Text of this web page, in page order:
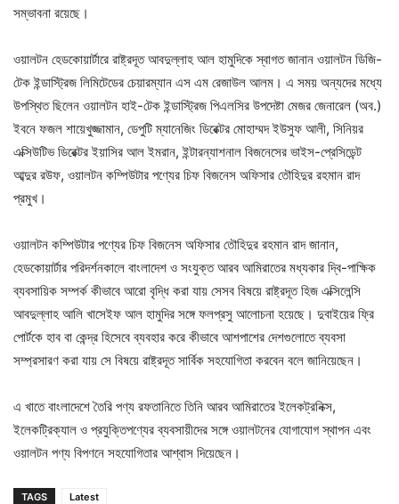
সম্ভাবনা রয়েছে।
ওয়ালটন হেডকোয়ার্টারে রাষ্ট্রদূত আবদুল্লাহ আল হামুদিকে স্বাগত জানান ওয়ালটন ডিজি-
টেক ইন্ডাস্ট্রিজ লিমিটেডের চেয়ারম্যান এস এম রেজাউল আলম। এ সময় অন্যদের মধ্যে
উপস্থিত ছিলেন ওয়ালটন হাই-টেক ইন্ডাস্ট্রিজ পিএলসির উপদেষ্টা মেজর জেনারেল (অব.)
ইবনে ফজল শায়েখুজ্জামান, ডেপুটি ম্যানেজিং ডিরেক্টর মোহাম্মদ ইউসুফ আলী, সিনিয়র
এক্সিউটিভ ডিরেক্টর ইয়াসির আল ইমরান, ইন্টারন্যাশনাল বিজনেসের ভাইস-প্রেসিডেন্ট
আব্দুর রউফ, ওয়ালটন কম্পিউটার পণ্যের চিফ বিজনেস অফিসার তৌহিদুর রহমান রাদ
প্রমুখ।
ওয়ালটন কম্পিউটার পণ্যের চিফ বিজনেস অফিসার তৌহিদুর রহমান রাদ জানান,
হেডকোয়ার্টার পরিদর্শনকালে বাংলাদেশ ও সংযুক্ত আরব আমিরাতের মধ্যকার দ্বি-পাক্ষিক
ব্যবসায়িক সম্পর্ক কীভাবে আরো বৃদ্ধি করা যায় সেসব বিষয়ে রাষ্ট্রদূত হিজ এক্সিলেন্সি
আবদুল্লাহ আলি খাসেইফ আল হামুদির সঙ্গে ফলপ্রসু আলোচনা হয়েছে। দুবাইয়ের ফ্রি
পোর্টকে হাব বা কেন্দ্র হিসেবে ব্যবহার করে কীভাবে আশপাশের দেশগুলোতে ব্যবসা
সম্প্রসারণ করা যায় সে বিষয়ে রাষ্ট্রদূত সার্বিক সহযোগিতা করবেন বলে জানিয়েছেন।
এ খাতে বাংলাদেশে তৈরি পণ্য রফতানিতে তিনি আরব আমিরাতের ইলেকট্রনিক্স,
ইলেকট্রিক্যাল ও প্রযুক্তিপণ্যের ব্যবসায়ীদের সঙ্গে ওয়ালটনের যোগাযোগ স্থাপন এবং
ওয়ালটন পণ্য বিপণনে সহযোগিতার আশ্বাস দিয়েছেন।
TAGS Latest